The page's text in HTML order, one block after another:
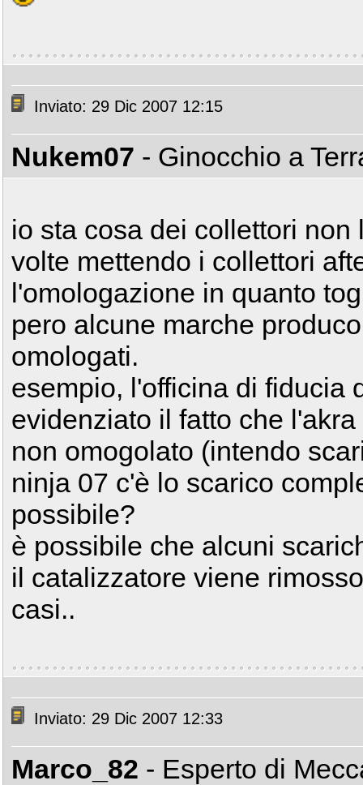
Inviato: 29 Dic 2007 12:15
Nukem07 - Ginocchio a
io sta cosa dei collettori
volte mettendo i collettori
l'omologazione in quanto
pero alcune marche
omologati.
esempio, l'officina di fiducia
evidenziato il fatto che
non omogolato (intendo
ninja 07 c'è lo scarico
possibile?
è possibile che alcuni
il catalizzatore viene
casi..
Inviato: 29 Dic 2007 12:33
Marco_82 - Esperto di